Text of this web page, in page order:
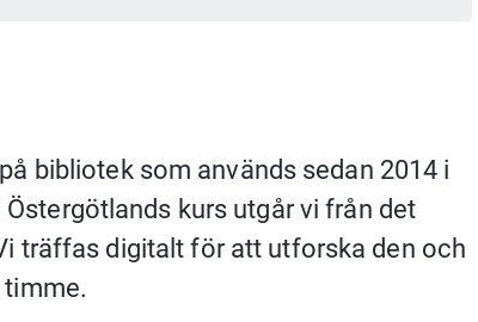
bibliotek som används sedan 2014 i
kurs utgår vi från det
träffas digitalt för att utforska den och